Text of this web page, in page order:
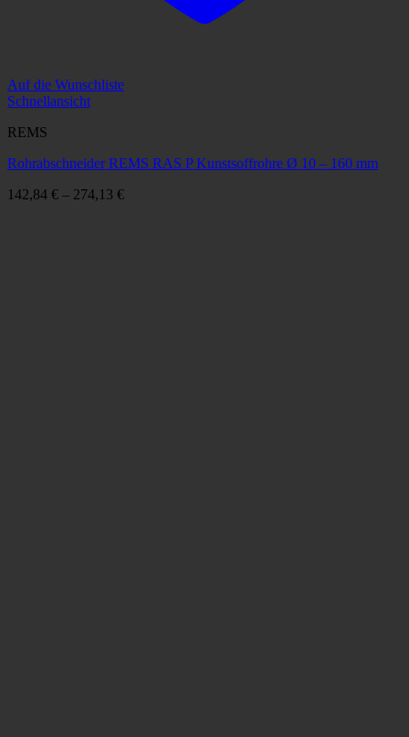
Auf die Wunschliste
Schnellansicht
REMS
Rohrabschneider REMS RAS P Kunstsoffrohre Ø 10 – 160 mm
142,84 € – 274,13 €